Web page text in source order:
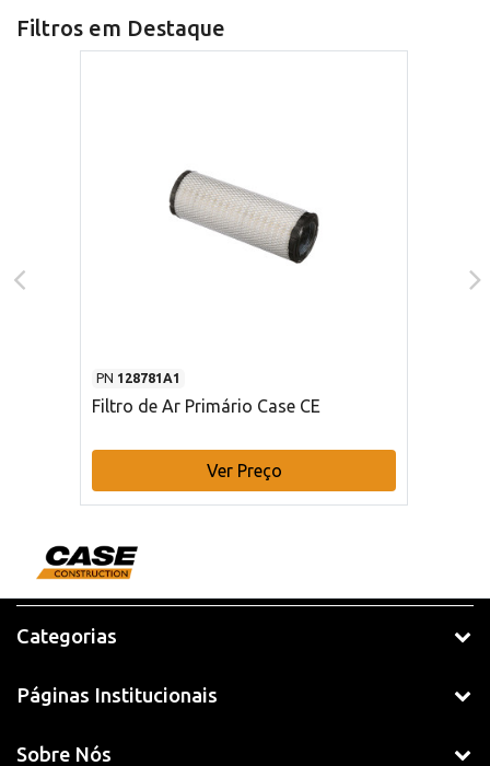
Filtros em Destaque
PN 128781A1
Filtro de Ar Primário Case CE
Ver Preço
Categorias
Páginas Institucionais
Sobre Nós